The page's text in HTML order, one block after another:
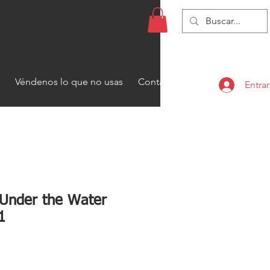
Véndenos lo que no usas Contacto Entrar
the Water